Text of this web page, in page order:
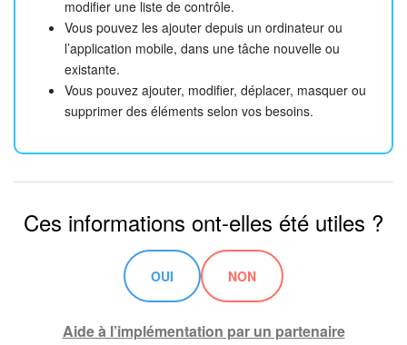
modifier une liste de contrôle.
Vous pouvez les ajouter depuis un ordinateur ou
l’application mobile, dans une tâche nouvelle ou
existante.
Vous pouvez ajouter, modifier, déplacer, masquer ou
supprimer des éléments selon vos besoins.
Ces informations ont-elles été utiles ?
OUI NON
Aide à l’implémentation par un partenaire